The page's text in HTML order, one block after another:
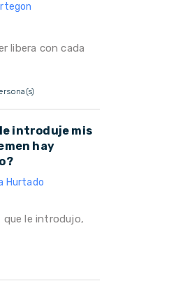
libera con cada
introduje mis
hay
Hurtado
que le introdujo,